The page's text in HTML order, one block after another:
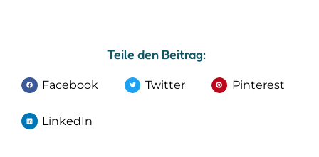
Teile den Beitrag:
Facebook Twitter Pinterest
LinkedIn